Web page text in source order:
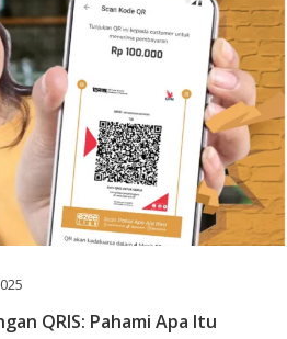
QRIS: Pahami Apa Itu